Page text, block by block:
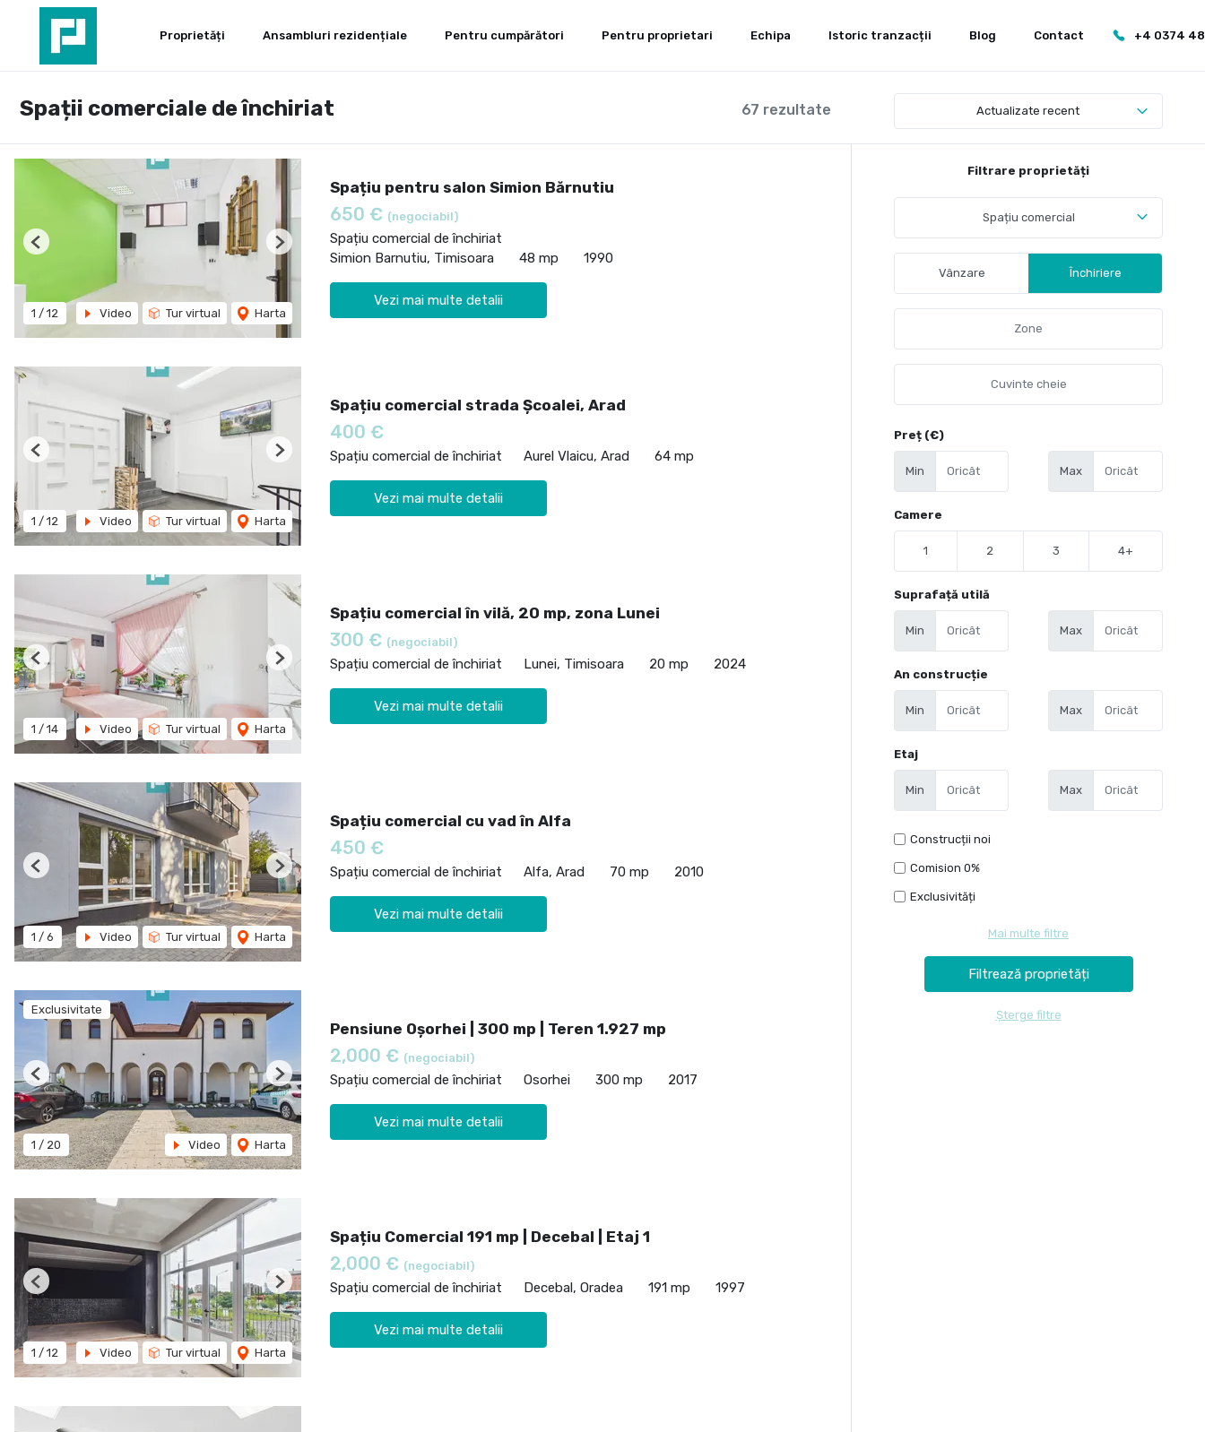
Proprietăți Ansambluri rezidențiale Pentru cumpărători Pentru proprietari Echipa Istoric tranzacții Blog Contact +4 0374
67 rezultate
Spații comerciale de închiriat Actualizate recent
1 / 12 Video Tur virtual Harta
Previous Next
Spațiu pentru salon Simion Bărnutiu
650 € (negociabil)
Spațiu comercial de închiriat
Simion Barnutiu, Timisoara
48 mp 1990
Vezi mai multe detalii
1 / 12 Video Tur virtual Harta
Previous Next
Spațiu comercial strada Școalei, Arad
400 €
Spațiu comercial de închiriat Aurel Vlaicu, Arad 64 mp
Vezi mai multe detalii
1 / 14 Video Tur virtual Harta
Previous Next
Spațiu comercial în vilă, 20 mp, zona Lunei
300 € (negociabil)
Spațiu comercial de închiriat Lunei, Timisoara 20 mp 2024
Vezi mai multe detalii
1 / 6 Video Tur virtual Harta
Previous Next
Spațiu comercial cu vad în Alfa
450 €
Spațiu comercial de închiriat Alfa, Arad 70 mp 2010
Vezi mai multe detalii
Exclusivitate
1 / 20 Video Harta
Previous Next
Pensiune Oșorhei | 300 mp | Teren 1.927 mp
2,000 € (negociabil)
Spațiu comercial de închiriat Osorhei 300 mp 2017
Vezi mai multe detalii
1 / 12 Video Tur virtual Harta
Previous Next
Spațiu Comercial 191 mp | Decebal | Etaj 1
2,000 € (negociabil)
Spațiu comercial de închiriat Decebal, Oradea 191 mp 1997
Vezi mai multe detalii
Filtrare proprietăți
Spațiu comercial
Vânzare Închiriere
Preț (€)
Min Max
Camere
1 2 3 4+
Suprafață utilă
Min Max
An construcție
Min Max
Etaj
Min Max
Construcții noi
Comision 0%
Exclusivități
Mai multe filtre
Șterge filtre